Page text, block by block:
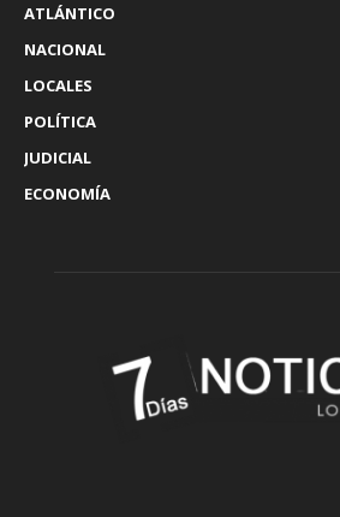
ATLÁNTICO
NACIONAL
LOCALES
POLÍTICA
JUDICIAL
ECONOMÍA